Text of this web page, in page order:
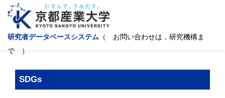
研究者データベースシステム （ お問い合わせは，研究機構ま
で ）
SDGs